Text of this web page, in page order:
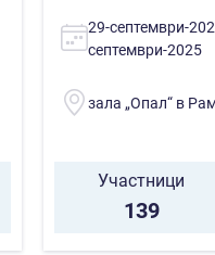
29-септември-
септември-2025
зала „Опал“ в
Участници
139